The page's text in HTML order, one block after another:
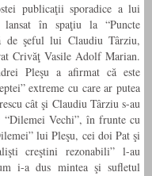
publicaţii sporadice a lui
în spaţiu la “Puncte
de şeful lui Claudiu Târziu,
Crivăţ Vasile Adolf Marian.
Pleşu a afirmat că este
extreme cu care ar putea
cât şi Claudiu Târziu s-au
“Dilemei Vechi”, în frunte cu
lui Pleşu, cei doi Pat şi
creştini rezonabili” l-au
i-a dus mintea şi sufletul